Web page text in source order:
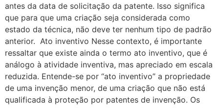
antes da data de solicitação da patente. Isso significa
que para que uma criação seja considerada como
estado da técnica, não deve ter nenhum tipo de padrão
anterior. Ato inventivo Nesse contexto, é importante
ressaltar que existe ainda o termo ato inventivo, que é
análogo à atividade inventiva, mas apreciado em escala
reduzida. Entende-se por “ato inventivo” a propriedade
de uma invenção menor, de uma criação que não está
qualificada à proteção por patentes de invenção. Os